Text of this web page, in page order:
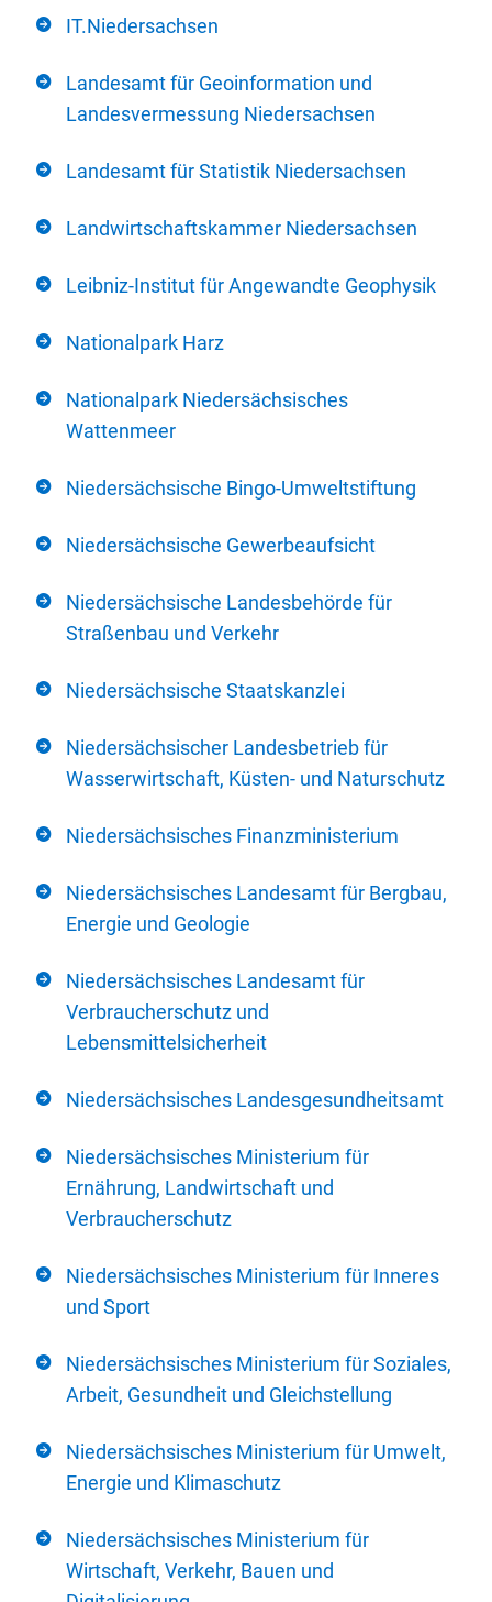
IT.Niedersachsen
Landesamt für Geoinformation und
Landesvermessung Niedersachsen
Landesamt für Statistik Niedersachsen
Landwirtschaftskammer Niedersachsen
Leibniz-Institut für Angewandte Geophysik
Nationalpark Harz
Nationalpark Niedersächsisches
Wattenmeer
Niedersächsische Bingo-Umweltstiftung
Niedersächsische Gewerbeaufsicht
Niedersächsische Landesbehörde für
Straßenbau und Verkehr
Niedersächsische Staatskanzlei
Niedersächsischer Landesbetrieb für
Wasserwirtschaft, Küsten- und Naturschutz
Niedersächsisches Finanzministerium
Niedersächsisches Landesamt für Bergbau,
Energie und Geologie
Niedersächsisches Landesamt für
Verbraucherschutz und
Lebensmittelsicherheit
Niedersächsisches Landesgesundheitsamt
Niedersächsisches Ministerium für
Ernährung, Landwirtschaft und
Verbraucherschutz
Niedersächsisches Ministerium für Inneres
und Sport
Niedersächsisches Ministerium für Soziales,
Arbeit, Gesundheit und Gleichstellung
Niedersächsisches Ministerium für Umwelt,
Energie und Klimaschutz
Niedersächsisches Ministerium für
Wirtschaft, Verkehr, Bauen und